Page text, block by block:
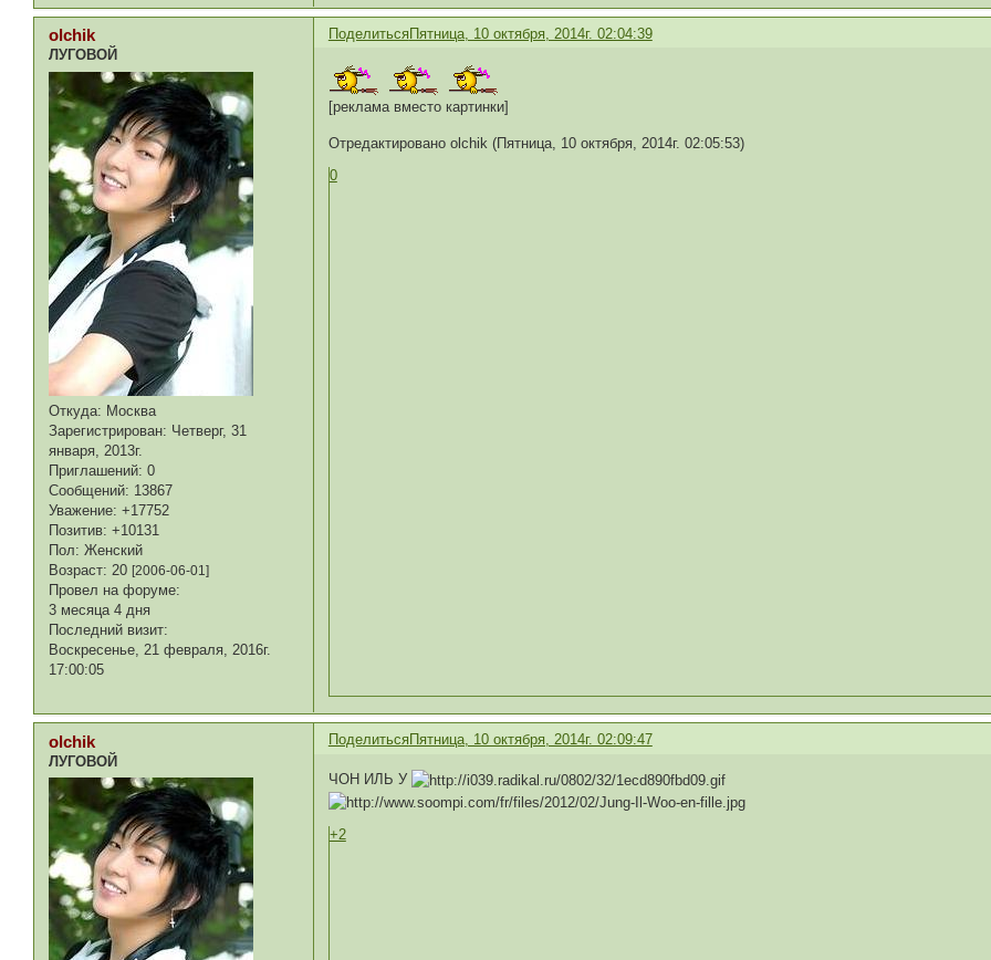
ПоделитьсяПятница, 10 октября, 2014г. 02:04:39
olchik
ЛУГОВОЙ
Откуда: Москва
Зарегистрирован: Четверг, 31
января, 2013г.
Приглашений: 0
Сообщений: 13867
Уважение: +17752
Позитив: +10131
Пол: Женский
Возраст: 20[2006-06-01]
Провел на форуме:
3 месяца 4 дня
Последний визит:
Воскресенье, 21 февраля, 2016г.
17:00:05
[реклама вместо картинки]
Отредактировано olchik (Пятница, 10 октября, 2014г. 02:05:53)
0
ПоделитьсяПятница, 10 октября, 2014г. 02:09:47
olchik
ЛУГОВОЙ
ЧОН ИЛЬ У
+2